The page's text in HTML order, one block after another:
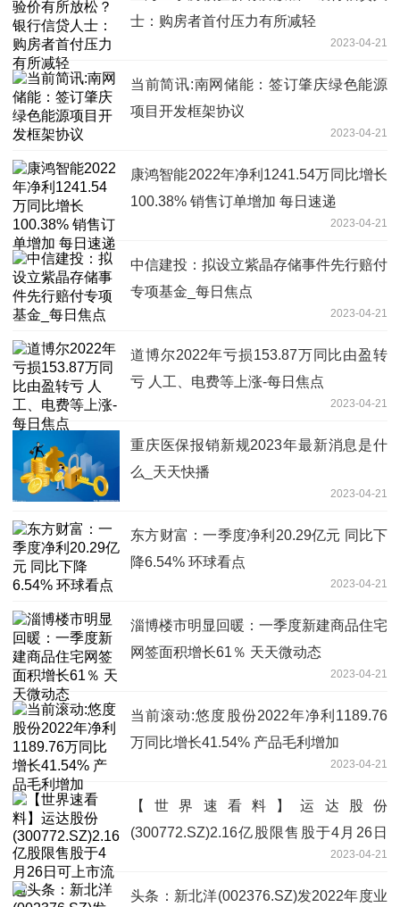
士：购房者首付压力有所减轻
2023-04-21
当前简讯:南网储能：签订肇庆绿色能源
项目开发框架协议
2023-04-21
康鸿智能2022年净利1241.54万同比增长
100.38% 销售订单增加 每日速递
2023-04-21
中信建投：拟设立紫晶存储事件先行赔付
专项基金_每日焦点
2023-04-21
道博尔2022年亏损153.87万同比由盈转
亏 人工、电费等上涨-每日焦点
2023-04-21
重庆医保报销新规2023年最新消息是什
么_天天快播
2023-04-21
东方财富：一季度净利20.29亿元 同比下
降6.54% 环球看点
2023-04-21
淄博楼市明显回暖：一季度新建商品住宅
网签面积增长61％ 天天微动态
2023-04-21
当前滚动:悠度股份2022年净利1189.76
万同比增长41.54% 产品毛利增加
2023-04-21
【世界速看料】运达股份
(300772.SZ)2.16亿股限售股于4月26日
2023-04-21
头条：新北洋(002376.SZ)发2022年度业